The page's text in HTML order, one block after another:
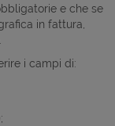
e che se
in fattura,
i campi di: